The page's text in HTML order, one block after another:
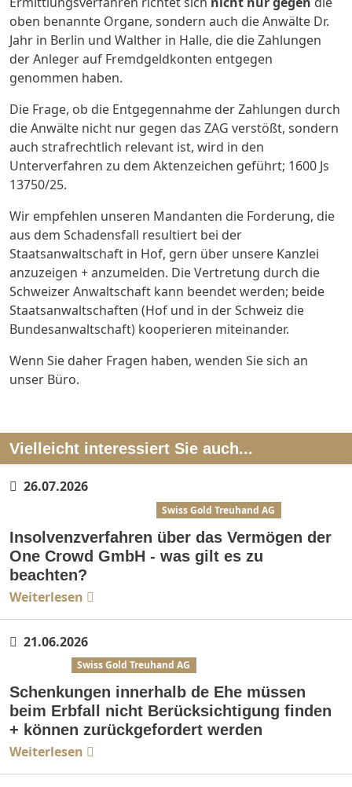
oben benannte Organe, sondern auch die Anwälte Dr.
Jahr in Berlin und Walther in Halle, die die Zahlungen
der Anleger auf Fremdgeldkonten entgegen
genommen haben.
Die Frage, ob die Entgegennahme der Zahlungen durch
die Anwälte nicht nur gegen das ZAG verstößt, sondern
auch strafrechtlich relevant ist, wird in den
Unterverfahren zu dem Aktenzeichen geführt; 1600 Js
13750/25.
Wir empfehlen unseren Mandanten die Forderung, die
aus dem Schadensfall resultiert bei der
Staatsanwaltschaft in Hof, gern über unsere Kanzlei
anzuzeigen + anzumelden. Die Vertretung durch die
Schweizer Anwaltschaft kann beendet werden; beide
Staatsanwaltschaften (Hof und in der Schweiz die
Bundesanwaltschaft) kooperieren miteinander.
Wenn Sie daher Fragen haben, wenden Sie sich an
unser Büro.
Vielleicht interessiert Sie auch...
26.07.2026
Swiss Gold Treuhand AG
Insolvenzverfahren über das Vermögen der
One Crowd GmbH - was gilt es zu
beachten?
Weiterlesen
21.06.2026
Swiss Gold Treuhand AG
Schenkungen innerhalb de Ehe müssen
beim Erbfall nicht Berücksichtigung finden
+ können zurückgefordert werden
Weiterlesen